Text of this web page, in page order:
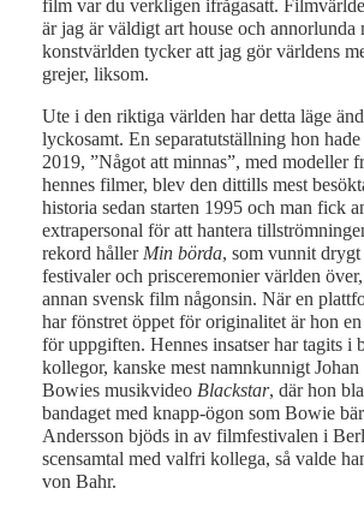
film var du verkligen ifrågasatt.
är jag är väldigt art house och annorlunda
konstvärlden tycker att jag gör världens
grejer, liksom.
Ute i den riktiga världen har detta läge
lyckosamt. En separatutställning hon
2019, ”Något att minnas”, med modeller
hennes filmer, blev den dittills mest
historia sedan starten 1995 och man fick
extrapersonal för att hantera
rekord håller Min börda, som vunnit drygt
festivaler och prisceremonier världen
annan svensk film någonsin. När en
har fönstret öppet för originalitet är hon
för uppgiften. Hennes insatser har tagits i
kollegor, kanske mest namnkunnigt
Bowies musikvideo Blackstar, där hon
bandaget med knapp-ögon som Bowie
Andersson bjöds in av filmfestivalen i
scensamtal med valfri kollega, så valde
von Bahr.